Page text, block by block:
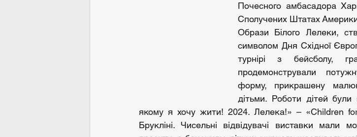
Почесного амбасадора
Сполучених Штатах
Образи Білого Лелеки,
символом Дня Східної
турнірі з бейсболу,
продемонстрували
форму, прикрашену
дітьми. Роботи дітей були
якому я хочу жити! 2024. Лелека!» – «Children
Брукліні. Чисельні відвідувачі виставки мали